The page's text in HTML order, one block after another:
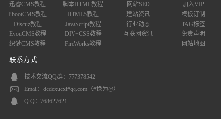
迅睿CMS教程
PbootCMS教程
Discuz教程
EyouCMS教程
织梦CMS教程
脚本HTML教程
HTML5教程
JavaScript教程
DIV+CSS教程
FireWorks教程
网站SEO
建站资讯
行业动态
互联网资讯
加入VIP
模板订制
TAG标签
免责声明
网站地图
联系方式
技术交流QQ群：777378542
Email：dedexuexi#qq.com（#换为@）
Q Q： 768627621